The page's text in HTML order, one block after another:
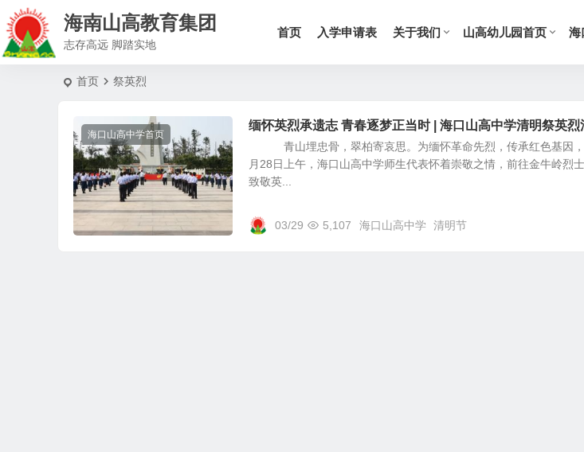
海南山高教育集团
志存高远 脚踏实地
首页 入学申请表 关于我们 山高幼儿园首页 海
首页 祭英烈
海口山高中学首页
缅怀英烈承遗志 青春逐梦正当时 | 海口山高中学清明祭英烈
青山埋忠骨，翠柏寄哀思。为缅怀革命先烈，传承红色基因，
月28日上午，海口山高中学师生代表怀着崇敬之情，前往金牛岭烈
致敬英...
03/29 5,107 海口山高中学 清明节